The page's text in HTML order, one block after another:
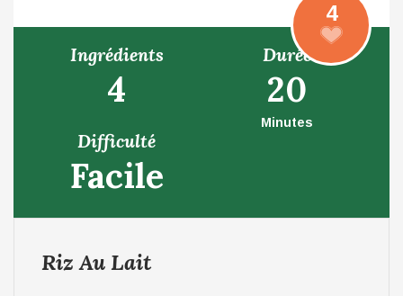
4
Ingrédients
4
Durée
20
Minutes
Difficulté
Facile
Riz Au Lait